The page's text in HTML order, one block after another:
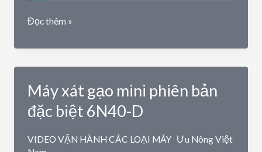
Hệ
máy
liên
hoàn
6LN-
Đọc thêm »
Máy xát gạo mini phiên bản
đặc biệt 6N40-D
VIDEO VẬN HÀNH CÁC LOẠI MÁY Ưu Nông Việt